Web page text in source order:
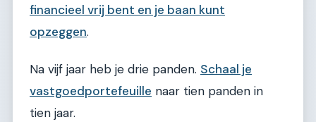
financieel vrij bent en je baan kunt
opzeggen.
Na vijf jaar heb je drie panden. Schaal je
vastgoedportefeuille naar tien panden in
tien jaar.